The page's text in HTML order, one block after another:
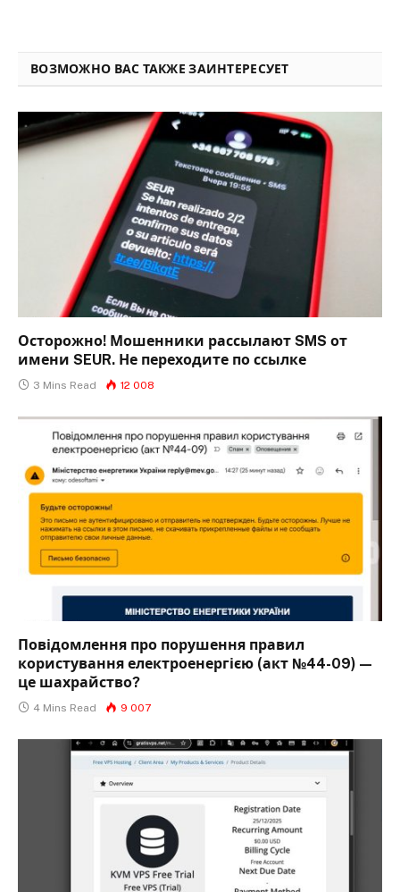
ВОЗМОЖНО ВАС ТАКЖЕ ЗАИНТЕРЕСУЕТ
Осторожно! Мошенники рассылают SMS от
имени SEUR. Не переходите по ссылке
3 Mins Read 12 008
Повідомлення про порушення правил
користування електроенергією (акт №44-09) —
це шахрайство?
4 Mins Read 9 007